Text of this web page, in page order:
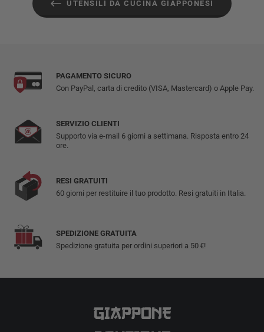
UTENSILI DA CUCINA GIAPPONESI
PAGAMENTO SICURO
Con PayPal, carta di credito (VISA, Mastercard) o Apple Pay.
SERVIZIO CLIENTI
Supporto via e-mail 6 giorni a settimana. Risposta entro 24
ore.
RESI GRATUITI
60 giorni per restituire il tuo prodotto. Resi gratuiti in Italia.
SPEDIZIONE GRATUITA
Spedizione gratuita per ordini superiori a 50 €!